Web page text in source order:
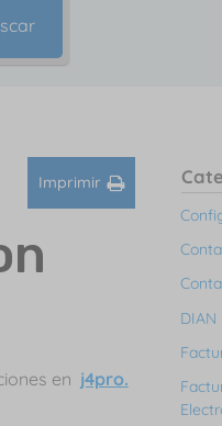
Imprimir
en j4pro.
DIAN